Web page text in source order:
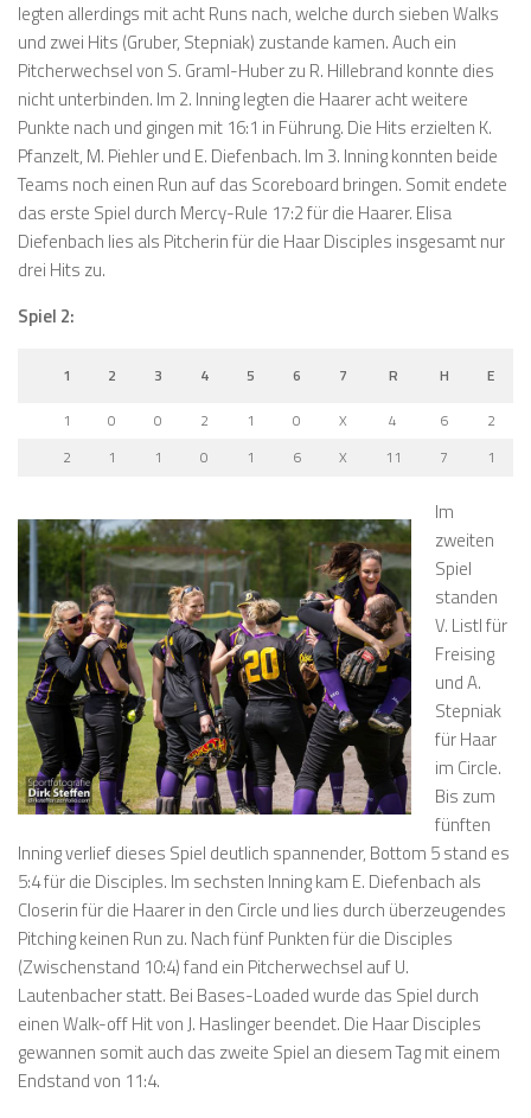
legten allerdings mit acht Runs nach, welche durch sieben Walks
und zwei Hits (Gruber, Stepniak) zustande kamen. Auch ein
Pitcherwechsel von S. Graml-Huber zu R. Hillebrand konnte dies
nicht unterbinden. Im 2. Inning legten die Haarer acht weitere
Punkte nach und gingen mit 16:1 in Führung. Die Hits erzielten K.
Pfanzelt, M. Piehler und E. Diefenbach. Im 3. Inning konnten beide
Teams noch einen Run auf das Scoreboard bringen. Somit endete
das erste Spiel durch Mercy-Rule 17:2 für die Haarer. Elisa
Diefenbach lies als Pitcherin für die Haar Disciples insgesamt nur
drei Hits zu.
Spiel 2:
1 2 3 4 5 6 7 R H
E
1
0 0 2 1 0 X 4 6
2
2
1 1 0 1 6 X 11 7 1
Im
zweiten
Spiel
standen
V. Listl für
Freising
und A.
Stepniak
für Haar
im Circle.
Bis zum
fünften
Inning verlief dieses Spiel deutlich spannender, Bottom 5 stand es
5:4 für die Disciples. Im sechsten Inning kam E. Diefenbach als
Closerin für die Haarer in den Circle und lies durch überzeugendes
Pitching keinen Run zu. Nach fünf Punkten für die Disciples
(Zwischenstand 10:4) fand ein Pitcherwechsel auf U.
Lautenbacher statt. Bei Bases-Loaded wurde das Spiel durch
einen Walk-off Hit von J. Haslinger beendet. Die Haar Disciples
gewannen somit auch das zweite Spiel an diesem Tag mit einem
Endstand von 11:4.